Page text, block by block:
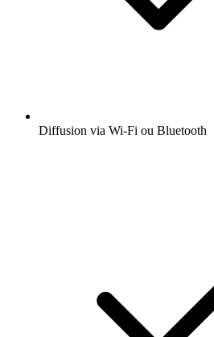
Diffusion via Wi-Fi ou Bluetooth